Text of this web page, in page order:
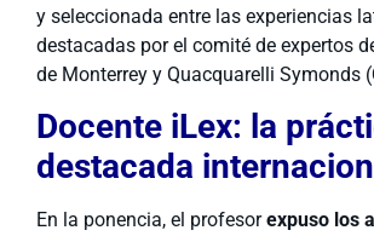
y seleccionada entre las experiencias
destacadas por el comité de expertos
de Monterrey y Quacquarelli Symonds
Docente iLex: la
destacada
En la ponencia, el profesorexpuso los